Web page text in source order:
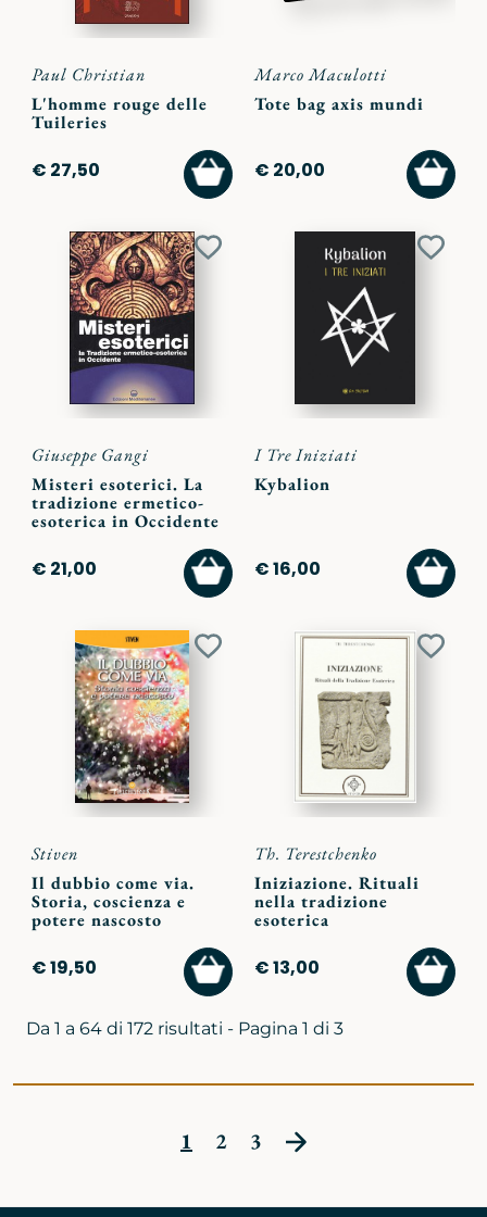
Paul Christian
L'homme rouge delle
Tuileries
€ 27,50
AGGIUNGI
AL
CARRELLO
Marco Maculotti
Tote bag axis mundi
€ 20,00
AL
Aggiungi
Giuseppe Gangi
Misteri esoterici. La
tradizione ermetico-
esoterica in Occidente
€ 21,00
AGGIUNGI
AL
CARRELLO
I Tre Iniziati
Kybalion
€ 16,00
AL
Aggiungi
Stiven
Il dubbio come via.
Storia, coscienza e
potere nascosto
€ 19,50
AGGIUNGI
AL
CARRELLO
Th. Terestchenko
Iniziazione. Rituali
nella tradizione
esoterica
€ 13,00
AL
Da 1 a 64 di 172 risultati - Pagina 1 di 3
1 2 3